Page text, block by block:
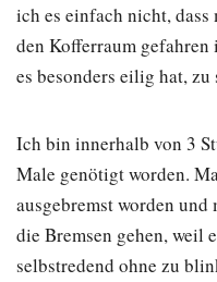
ich es einfach nicht,
den Kofferraum gefahren
es besonders eilig hat,
Ich bin innerhalb von 3
Male genötigt worden.
ausgebremst worden
die Bremsen gehen, weil
selbstredend ohne zu